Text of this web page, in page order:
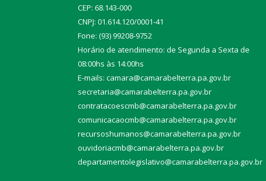
CEP: 68.143-000
CNPJ: 01.614.120/0001-41
Fone: (93) 99208-9752
Horário de atendimento: de Segunda a Sexta de
08:00hs às 14:00hs
E-mails: camara@camarabelterra.pa.gov.br
secretaria@camarabelterra.pa.gov.br
contratacoescmb@camarabelterra.pa.gov.br
comunicacaocmb@camarabelterra.pa.gov.br
recursoshumanos@camarabelterra.pa.gov.br
ouvidoriacmb@camarabelterra.pa.gov.br
departamentolegislativo@camarabelterra.pa.gov.br